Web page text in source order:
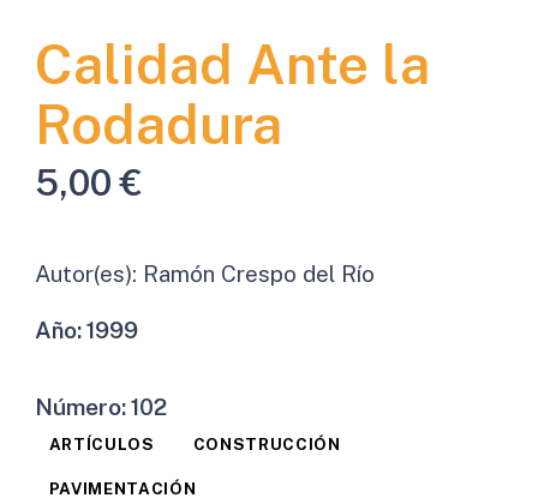
Calidad Ante la
Rodadura
5,00€
Autor(es): Ramón Crespo del Río
Año:1999
Número:102
ARTÍCULOS CONSTRUCCIÓN
PAVIMENTACIÓN